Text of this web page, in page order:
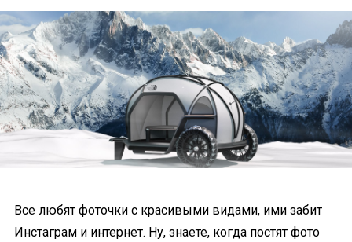
Все любят фоточки с красивыми видами, ими забит
Инстаграм и интернет. Ну, знаете, когда постят фото